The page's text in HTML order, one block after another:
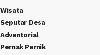
Wisata
Seputar Desa
Adventorial
Pernak Pernik